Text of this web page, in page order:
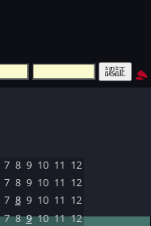
7 8 9 10 11 12
7 8 9 10 11 12
7 8 9 10 11 12
7 8 9 10 11 12